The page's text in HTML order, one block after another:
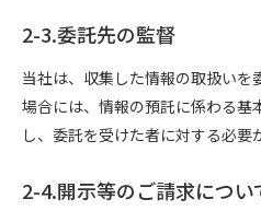
2-3.委託先の監督
当社は、収集した情報の取扱いを
場合には、情報の預託に係わる基
し、委託を受けた者に対する必要
2-4.開示等のご請求につい